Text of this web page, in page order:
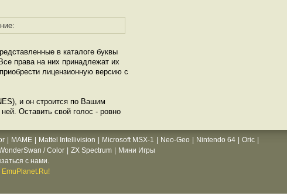
в каталоге буквы
права на них принадлежат их
лицензионную версию с
и он строится по Вашим
Оставить свой голос - ровно
MAME Mattel Intellivision Microsoft MSX-1 Neo-Geo Nintendo 64 Oric
/ Color ZX Spectrum
Мини Игры
с нами.
EmuPlanet.Ru!